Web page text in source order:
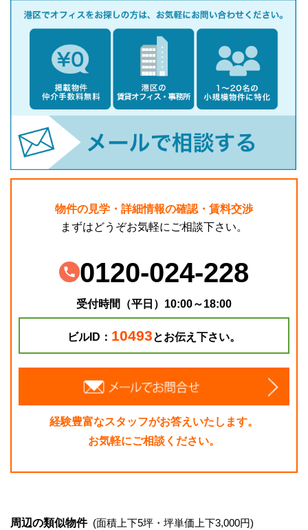
物件の見学・詳細情報の確認・賃料交渉
まずはどうぞお気軽にご相談下さい。
0120-024-228
受付時間（平日）10:00～18:00
ビルID： 10493とお伝え下さい。
経験豊富なスタッフがお答えいたします。
お気軽にご相談ください。
周辺の類似物件 (面積上下5坪・坪単価上下3,000円)